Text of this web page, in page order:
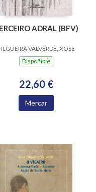
ADRAL (BFV)
VALVERDE, XOSE
Dispoñible
22,60 €
Mercar